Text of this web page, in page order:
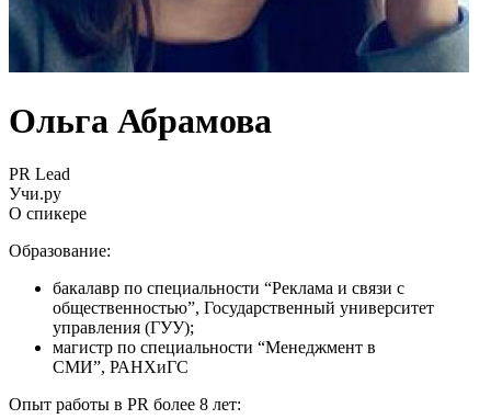
Ольга Абрамова
PR Lead
Учи.ру
О спикере
Образование:
бакалавр по специальности “Реклама и связи с
общественностью”, Государственный университет
управления (ГУУ);
магистр по специальности “Менеджмент в
СМИ”, РАНХиГС
Опыт работы в PR более 8 лет: